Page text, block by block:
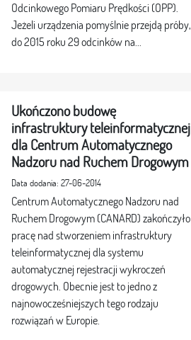
Odcinkowego Pomiaru Prędkości (OPP).
Jeżeli urządzenia pomyślnie przejdą próby,
do 2015 roku 29 odcinków na...
Ukończono budowę
infrastruktury teleinformatycznej
dla Centrum Automatycznego
Nadzoru nad Ruchem Drogowym
Data dodania: 27-06-2014
Centrum Automatycznego Nadzoru nad
Ruchem Drogowym (CANARD) zakończyło
pracę nad stworzeniem infrastruktury
teleinformatycznej dla systemu
automatycznej rejestracji wykroczeń
drogowych. Obecnie jest to jedno z
najnowocześniejszych tego rodzaju
rozwiązań w Europie.